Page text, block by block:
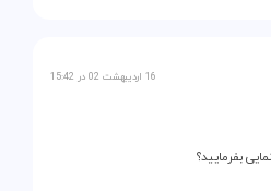
16 اردیبهشت 02 در 15:42
بفرمایید؟